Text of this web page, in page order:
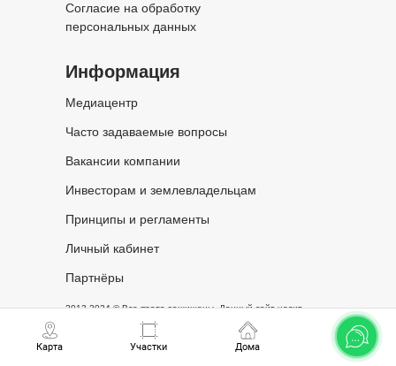
2013-2024 © Все права защищены. Данный сайт носит
исключительно информационный характер и не является
публичной офертой, определяемой положениями статьи 437
Гражданского кодекса Российской Федерации.
Информация
Медиацентр
Часто задаваемые вопросы
Вакансии компании
Согласие на обработку
персональных данных
Инвесторам и землевладельцам
Принципы и регламенты
Личный кабинет
Партнёры
Карта Участки Дома